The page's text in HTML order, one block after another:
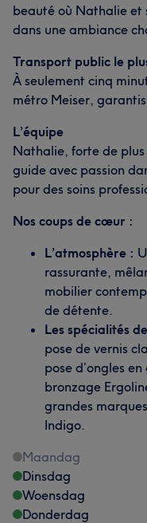
beauté où Nathalie et
dans une ambiance
Transport public le
À seulement cinq
métro Meiser,
L’équipe
Nathalie, forte de plus
guide avec passion
pour des soins
Nos coups de cœur :
L’atmosphère :
rassurante,
mobilier
de détente.
Les spécialités
pose de vernis
pose d’ongles
bronzage
grandes
Indigo.
Maandag
Dinsdag
Woensdag
Donderdag